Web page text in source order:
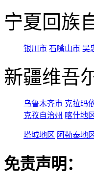
宁夏回族
银川市 石嘴山市 吴
新疆维吾
乌鲁木齐市 克拉玛
克孜自治州 喀什地
塔城地区 阿勒泰地
免责声明：